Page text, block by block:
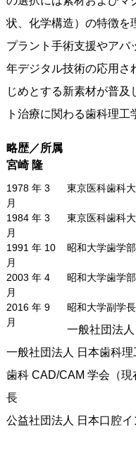
状、化学構造）の特徴を
プラント手術支援やアバ
年デジタル技術の応用さ
じめとする新素材が普
ト治療に関わる歯科理工
略歴／所属
宮崎 隆
1978 年 3
月
東京医科歯科
1984 年 3
月
東京医科歯科
1991 年 10
月
昭和大学歯学
2003 年 4
月
昭和大学歯学
2016 年 9
月
昭和大学副学長
一般社団法
一般社団法人 日本歯科
歯科 CAD/CAM 学会（
長
公益社団法人 日本口腔